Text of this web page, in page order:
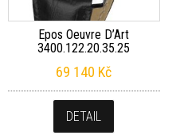
Epos Oeuvre D’Art
3400.122.20.35.25
69 140 Kč
DETAIL